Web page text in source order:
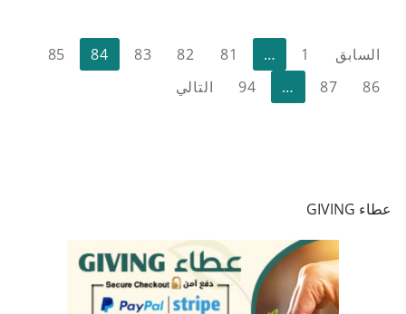
تعدد
صفحات
السابق 1
…
81
82
83
84
85
86
87
…
94 التالي
عطاء GIVING